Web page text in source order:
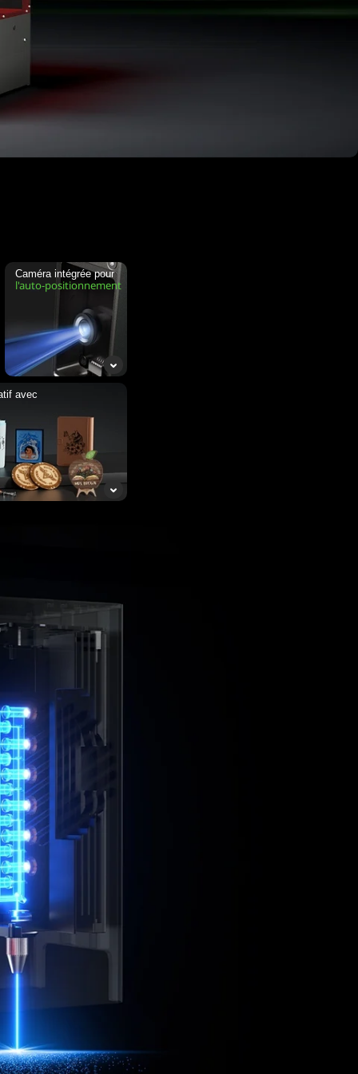
Caméra intégrée pour
l'auto-positionnement
avec